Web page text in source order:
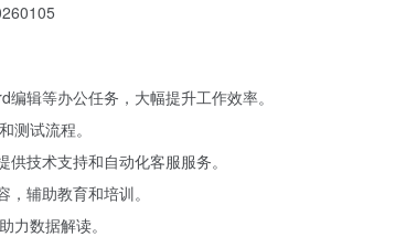
辑等办公任务，大幅提升工作效率。
测试流程。
技术支持和自动化客服服务。
辅助教育和培训。
力数据解读。